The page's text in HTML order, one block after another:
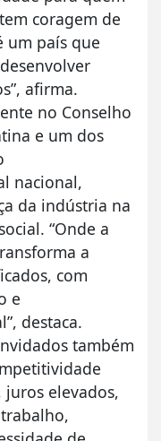
coragem de
um país que
afirma.
no Conselho
e um dos
nacional,
da indústria na
“Onde a
a
com
e
destaca.
também
elevados,